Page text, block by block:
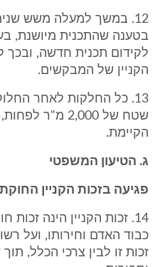
12. במשך למעלה משש
בטענה שהתכנית מיושנת,
לקידום תכנית חדשה,
הקניין של המבקשים.
13. כל החלקות לאחר
שטח של 2,000
הקיימת.
ג. הטיעון המשפטי
פגיעה בזכות הקניין
14. זכות הקניין הינה
כבוד האדם וחירותו, ועל
זכות זו לבין צרכי הכלל,